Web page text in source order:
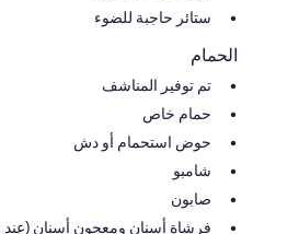
ستائر حاجبة للضوء
الحمام
تم توفير المناشف
حمام خاص
حوض استحمام أو دش
شامبو
صابون
فرشاة أسنان ومعجون أسنان